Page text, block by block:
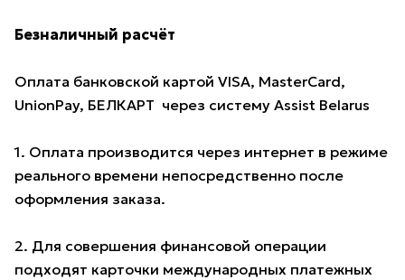
Безналичный расчёт
Оплата банковской картой VISA, MasterCard,
UnionPay, БЕЛКАРТ через систему Assist Belarus
1. Оплата производится через интернет в режиме
реального времени непосредственно после
оформления заказа.
2. Для совершения финансовой операции
подходят карточки международных платежных